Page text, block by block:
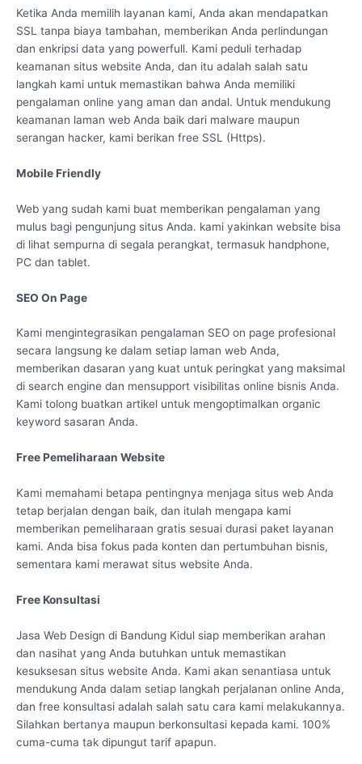
Ketika Anda memilih layanan kami, Anda akan mendapatkan
SSL tanpa biaya tambahan, memberikan Anda perlindungan
dan enkripsi data yang powerfull. Kami peduli terhadap
keamanan situs website Anda, dan itu adalah salah satu
langkah kami untuk memastikan bahwa Anda memiliki
pengalaman online yang aman dan andal. Untuk mendukung
keamanan laman web Anda baik dari malware maupun
serangan hacker, kami berikan free SSL (Https).
Mobile Friendly
Web yang sudah kami buat memberikan pengalaman yang
mulus bagi pengunjung situs Anda. kami yakinkan website bisa
di lihat sempurna di segala perangkat, termasuk handphone,
PC dan tablet.
SEO On Page
Kami mengintegrasikan pengalaman SEO on page profesional
secara langsung ke dalam setiap laman web Anda,
memberikan dasaran yang kuat untuk peringkat yang maksimal
di search engine dan mensupport visibilitas online bisnis Anda.
Kami tolong buatkan artikel untuk mengoptimalkan organic
keyword sasaran Anda.
Free Pemeliharaan Website
Kami memahami betapa pentingnya menjaga situs web Anda
tetap berjalan dengan baik, dan itulah mengapa kami
memberikan pemeliharaan gratis sesuai durasi paket layanan
kami. Anda bisa fokus pada konten dan pertumbuhan bisnis,
sementara kami merawat situs website Anda.
Free Konsultasi
Jasa Web Design di Bandung Kidul siap memberikan arahan
dan nasihat yang Anda butuhkan untuk memastikan
kesuksesan situs website Anda. Kami akan senantiasa untuk
mendukung Anda dalam setiap langkah perjalanan online Anda,
dan free konsultasi adalah salah satu cara kami melakukannya.
Silahkan bertanya maupun berkonsultasi kepada kami. 100%
cuma-cuma tak dipungut tarif apapun.